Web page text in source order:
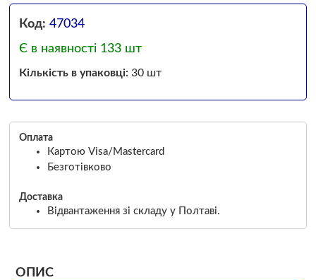
Код: 47034
Є в наявності 133 шт
Кількість в упаковці:30 шт
Оплата
Картою Visa/Mastercard
Безготівково
Доставка
Відвантаження зі складу у Полтаві.
ОПИС